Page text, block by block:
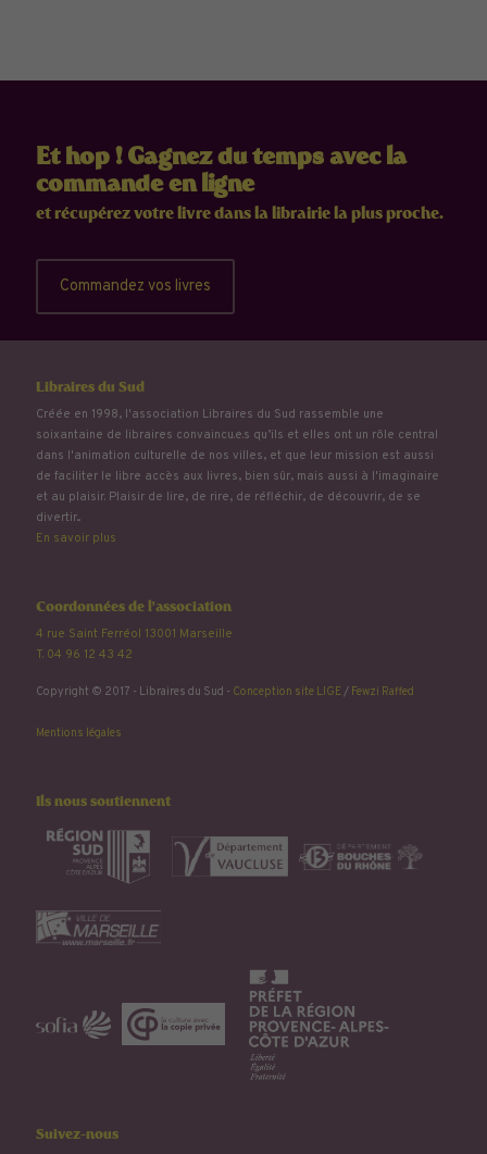
Et hop ! Gagnez du temps avec la
commande en ligne
et récupérez votre livre dans la librairie la plus proche.
Commandez vos livres
Libraires du Sud
Créée en 1998, l'association Libraires du Sud rassemble une
soixantaine de libraires convaincu.e.s qu’ils et elles ont un rôle central
dans l'animation culturelle de nos villes, et que leur mission est aussi
de faciliter le libre accès aux livres, bien sûr, mais aussi à l'imaginaire
et au plaisir. Plaisir de lire, de rire, de réfléchir, de découvrir, de se
divertir...
En savoir plus
Coordonnées de l'association
4 rue Saint Ferréol 13001 Marseille
T. 04 96 12 43 42
Copyright © 2017 - Libraires du Sud - Conception site LIGE/ Fewzi Raffed
Mentions légales
Ils nous soutiennent
Suivez-nous